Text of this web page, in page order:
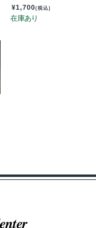
¥1,700(税込)